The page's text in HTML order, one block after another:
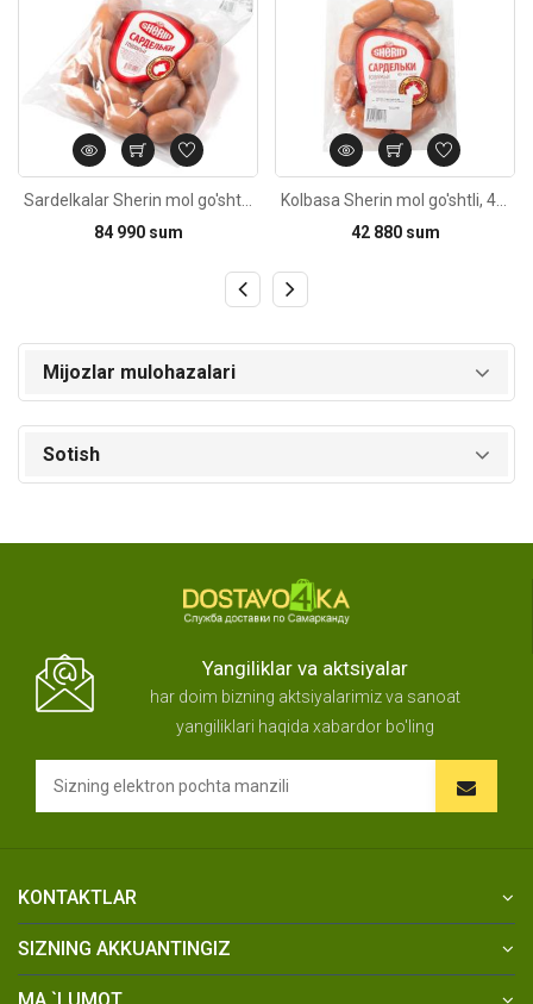
84 990 sum
42 880 sum
Mijozlar mulohazalari
Sotish
Yangiliklar va aktsiyalar
har doim bizning aktsiyalarimiz va sanoat
yangiliklari haqida xabardor bo'ling
KONTAKTLAR
SIZNING AKKUANTINGIZ
MA `LUMOT